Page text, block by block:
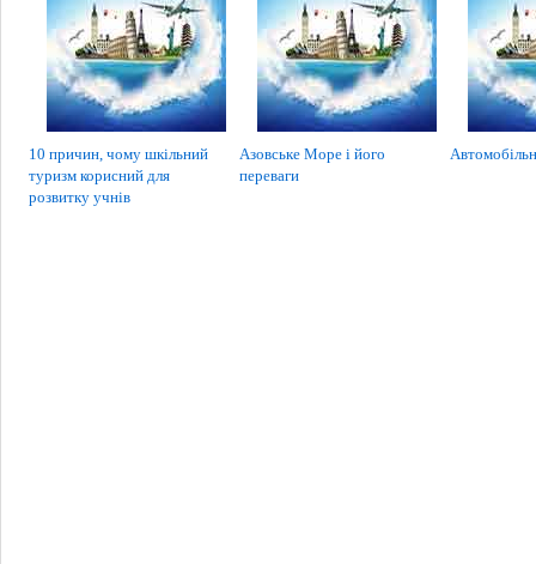
10 причин, чому шкільний
туризм корисний для
розвитку учнів
Азовське Море і його
переваги